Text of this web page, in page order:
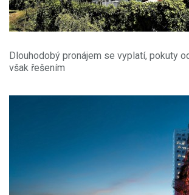
Dlouhodobý pronájem se vyplatí, pokuty
však řešením